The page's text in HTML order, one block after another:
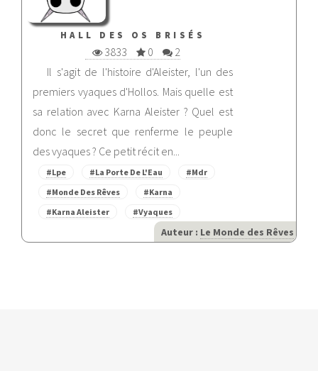
HALL DES OS BRISÉS
3833 0
2
Il s'agit de l'histoire d'Aleister, l'un des
premiers vyaques d'Hollos. Mais quelle est
sa relation avec Karna Aleister ? Quel est
donc le secret que renferme le peuple
des vyaques ? Ce petit récit en...
#Lpe #La Porte De L'Eau
#Mdr
#Monde Des Rêves
#Karna
#Karna Aleister
#Vyaques
Auteur : Le Monde des Rêves